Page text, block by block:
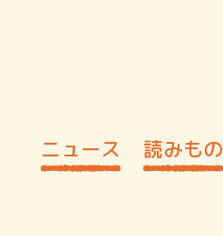
ニュース 読みもの